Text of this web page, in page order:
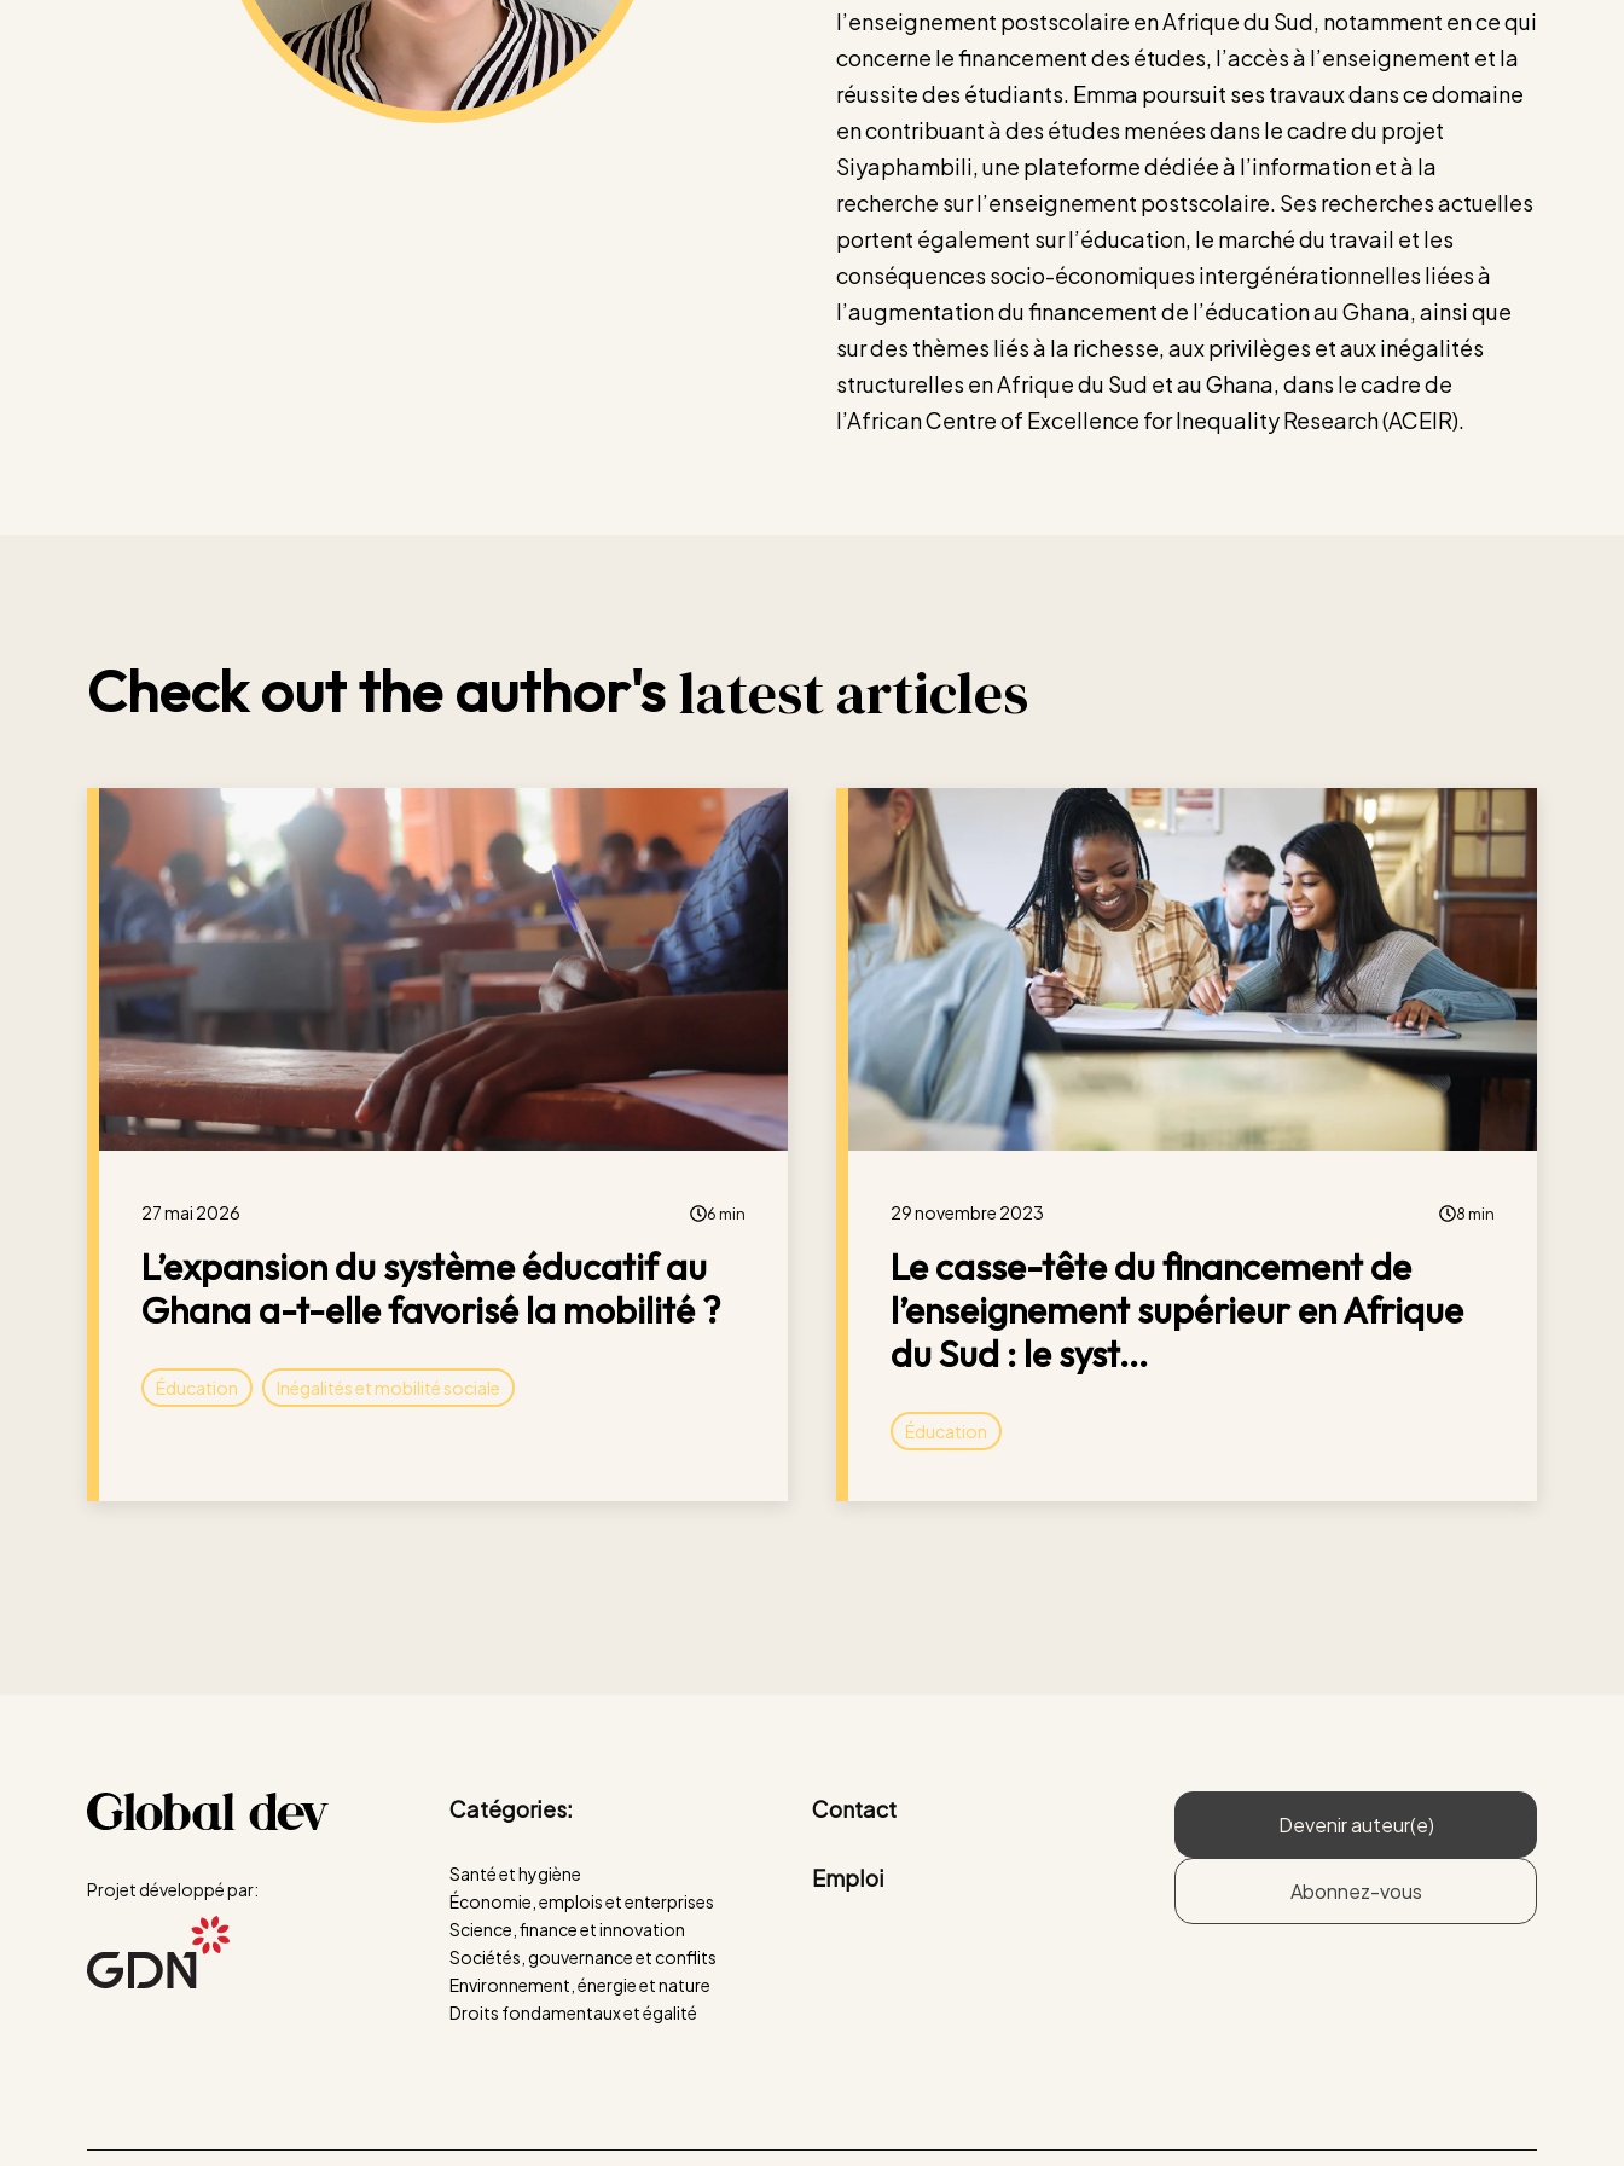
l’enseignement postscolaire en Afrique du Sud, notamment en ce qui
concerne le financement des études, l’accès à l’enseignement et la
réussite des étudiants. Emma poursuit ses travaux dans ce domaine
en contribuant à des études menées dans le cadre du projet
Siyaphambili, une plateforme dédiée à l’information et à la
recherche sur l’enseignement postscolaire. Ses recherches actuelles
portent également sur l’éducation, le marché du travail et les
conséquences socio-économiques intergénérationnelles liées à
l’augmentation du financement de l’éducation au Ghana, ainsi que
sur des thèmes liés à la richesse, aux privilèges et aux inégalités
structurelles en Afrique du Sud et au Ghana, dans le cadre de
l’African Centre of Excellence for Inequality Research (ACEIR).
Check out the author's latest articles
27 mai 2026 6 min
L’expansion du système éducatif au
Ghana a-t-elle favorisé la mobilité ?
Éducation Inégalités et mobilité sociale
29 novembre 2023 8 min
Le casse-tête du financement de
l’enseignement supérieur en Afrique
du Sud : le syst...
Éducation
Projet développé par:
Catégories:
Santé et hygiène
Économie, emplois et enterprises
Science, finance et innovation
Sociétés, gouvernance et conflits
Environnement, énergie et nature
Droits fondamentaux et égalité
Contact
Emploi
Devenir auteur(e)
Abonnez-vous